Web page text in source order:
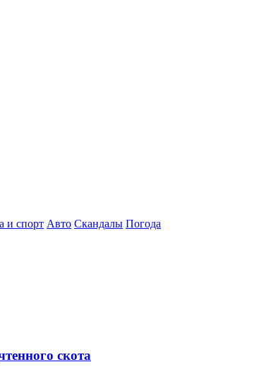
и спорт Авто Скандалы Погода
скота